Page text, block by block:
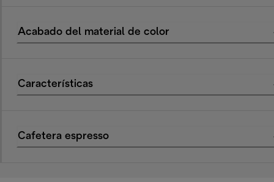
Acabado del material de color
Características
Cafetera espresso